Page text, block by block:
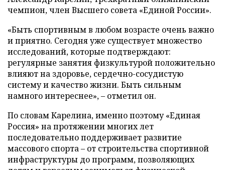
чемпион, член Высшего совета «Единой России».
«Быть спортивным в любом возрасте очень важно
и приятно. Сегодня уже существует множество
исследований, которые подтверждают:
регулярные занятия физкультурой положительно
влияют на здоровье, сердечно-сосудистую
систему и качество жизни. Быть сильным
намного интереснее», – отметил он.
По словам Карелина, именно поэтому «Единая
Россия» на протяжении многих лет
последовательно поддерживает развитие
массового спорта – от строительства спортивной
инфраструктуры до программ, позволяющих